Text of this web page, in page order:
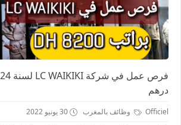
درهم
Officiel وظائف بالمغرب
30 يونيو 2022